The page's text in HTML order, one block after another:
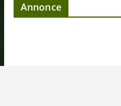
Annonce